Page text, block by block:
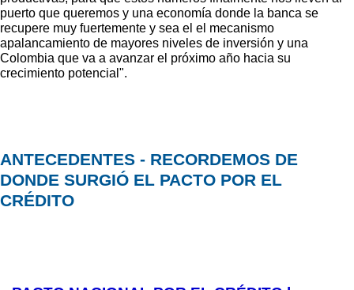
puerto que queremos y una economía donde la banca se
recupere muy fuertemente y sea el el mecanismo
apalancamiento de mayores niveles de inversión y una
Colombia que va a avanzar el próximo año hacia su
crecimiento potencial".
ANTECEDENTES - RECORDEMOS DE
DONDE SURGIÓ EL PACTO POR EL
CRÉDITO